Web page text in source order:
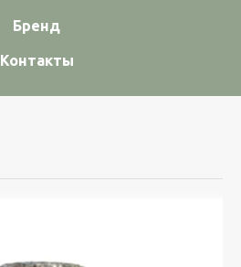
Бренд
Контакты